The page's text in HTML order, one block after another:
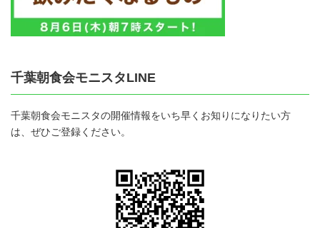
千葉朝食会モニスタLINE
千葉朝食会モニスタの開催情報をいち早くお知りになりたい方
は、ぜひご登録ください。